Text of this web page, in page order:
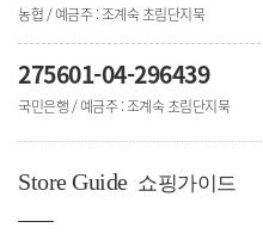
농협 / 예금주 : 조계숙 초림단지묵
275601-04-296439
국민은행 / 예금주 : 조계숙 초림단지묵
Store Guide 쇼핑가이드